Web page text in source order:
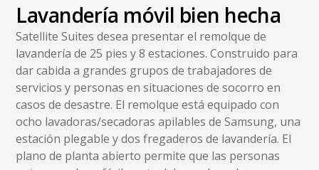
Lavandería móvil bien hecha
Satellite Suites desea presentar el remolque de
lavandería de 25 pies y 8 estaciones. Construido para
dar cabida a grandes grupos de trabajadores de
servicios y personas en situaciones de socorro en
casos de desastre. El remolque está equipado con
ocho lavadoras/secadoras apilables de Samsung, una
estación plegable y dos fregaderos de lavandería. El
plano de planta abierto permite que las personas